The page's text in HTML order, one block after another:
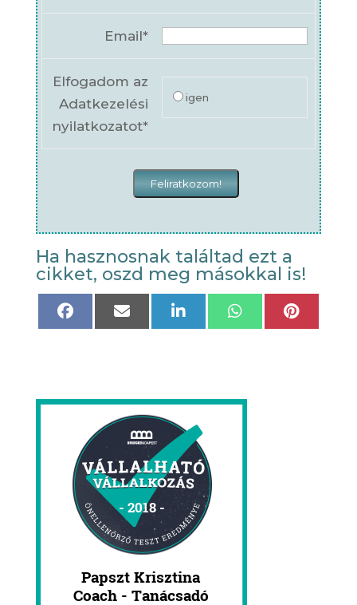
Email*
Elfogadom az
Adatkezelési
nyilatkozatot*
igen
Ha hasznosnak találtad ezt a
cikket, oszd meg másokkal is!
Share
Share
Share
Share
Share